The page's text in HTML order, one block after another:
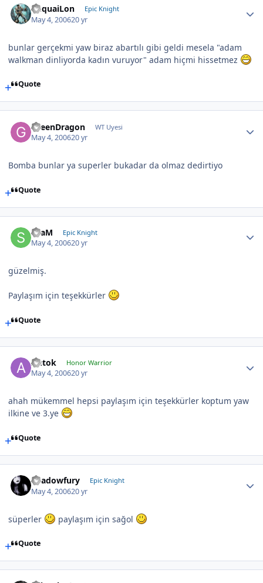
YuquaiLon Epic Knight
May 4, 200620 yr
bunlar gerçekmi yaw biraz abartılı gibi geldi mesela "adam
walkman dinliyorda kadın vuruyor" adam hiçmi hissetmez
Quote
GreenDragon WT Uyesi
May 4, 200620 yr
Bomba bunlar ya superler bukadar da olmaz dedirtiyo
Quote
SLaM Epic Knight
May 4, 200620 yr
güzelmiş.
Paylaşım için teşekkürler
Quote
Antok Honor Warrior
May 4, 200620 yr
ahah mükemmel hepsi paylaşım için teşekkürler koptum yaw
ilkine ve 3.ye
Quote
Shadowfury Epic Knight
May 4, 200620 yr
süperler paylaşım için sağol
Quote